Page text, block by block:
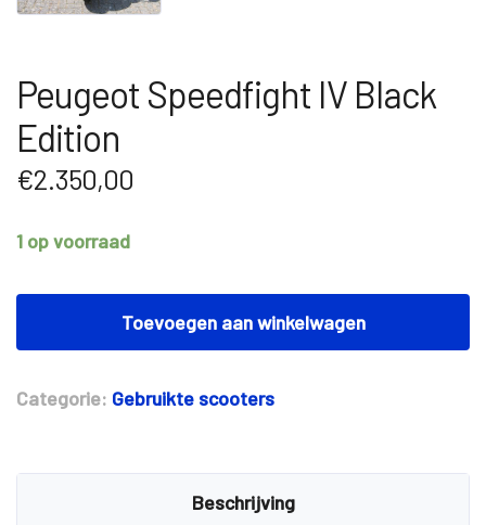
Peugeot Speedfight IV Black
Edition
€2.350,00
1 op voorraad
Peugeot
IV
aantal
Toevoegen aan winkelwagen
Categorie: Gebruikte scooters
Beschrijving